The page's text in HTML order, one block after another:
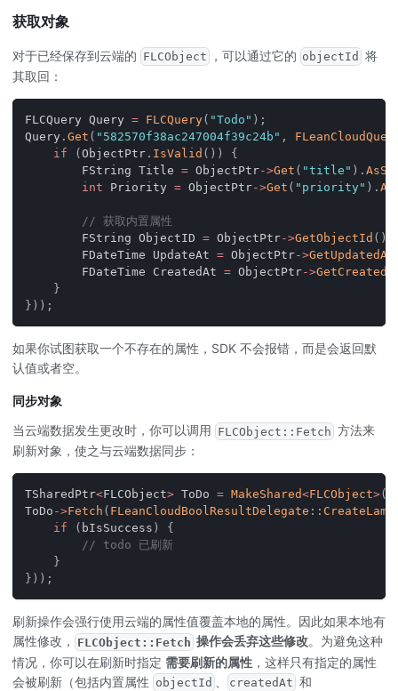
获取对象
对于已经保存到云端的 FLCObject ，可以通过它的 objectId 将
其取回：
FLCQuery Query = FLCQuery( "Todo" ) ;
Query . Get ( "582570f38ac247004f39c24b" ,
if
( ObjectPtr . IsValid ( ) )
{
        FString Title
= ObjectPtr->Get ( "title" ) .
int Priority = ObjectPtr->Get ( "priority" ) .
// 获取内置属性
        FString ObjectID
= ObjectPtr->GetObjectId ( )
        FDateTime UpdateAt
= ObjectPtr->GetUpdatedAt
        FDateTime CreatedAt
= ObjectPtr->
}
} ) ) ;
如果你试图获取一个不存在的属性，SDK 不会报错，而是会返回默
认值或者空。
同步对象
当云端数据发生更改时，你可以调用 FLCObject::Fetch 方法来
刷新对象，使之与云端数据同步：
TSharedPtr<FLCObject> ToDo = MakeShared<FLCObject>(
ToDo ->Fetch ( FLeanCloudBoolResultDelegate ::
if
( bIsSuccess )
{
// todo 已刷新
}
} ) ) ;
刷新操作会强行使用云端的属性值覆盖本地的属性。因此如果本地有
属性修改，
FLCObject::Fetch 操作会丢弃这些修改。为避免这种
情况，你可以在刷新时指定 需要刷新的属性 ，这样只有指定的属性
会被刷新（包括内置属性 objectId createdAt 和